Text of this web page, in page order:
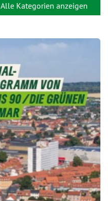
Alle Kategorien anzeigen